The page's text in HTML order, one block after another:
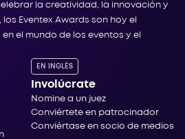
la creatividad, la innovación y
Eventex Awards son hoy el
el mundo de los eventos y el
EN INGLÉS
Involúcrate
Nomine a un juez
Conviértete en patrocinador
Conviértase en socio de medios